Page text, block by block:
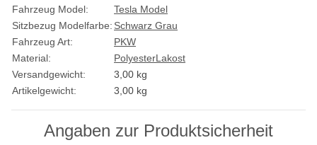
Fahrzeug Model:
Tesla Model
Sitzbezug Modelfarbe: Schwarz Grau
Fahrzeug Art:
PKW
Material:
PolyesterLakost
Versandgewicht:
3,00 kg
Artikelgewicht:
3,00 kg
Angaben zur Produktsicherheit